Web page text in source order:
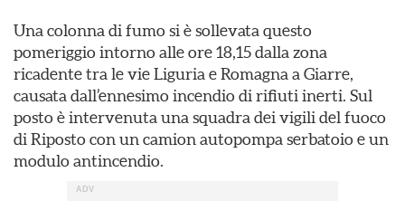
Una colonna di fumo si è sollevata questo
pomeriggio intorno alle ore 18,15 dalla zona
ricadente tra le vie Liguria e Romagna a Giarre,
causata dall’ennesimo incendio di rifiuti inerti. Sul
posto è intervenuta una squadra dei vigili del fuoco
di Riposto con un camion autopompa serbatoio e un
modulo antincendio.